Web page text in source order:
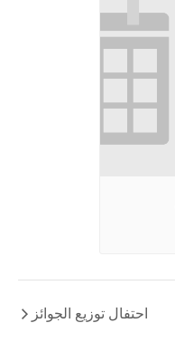
احتفال توزيع الجوائز